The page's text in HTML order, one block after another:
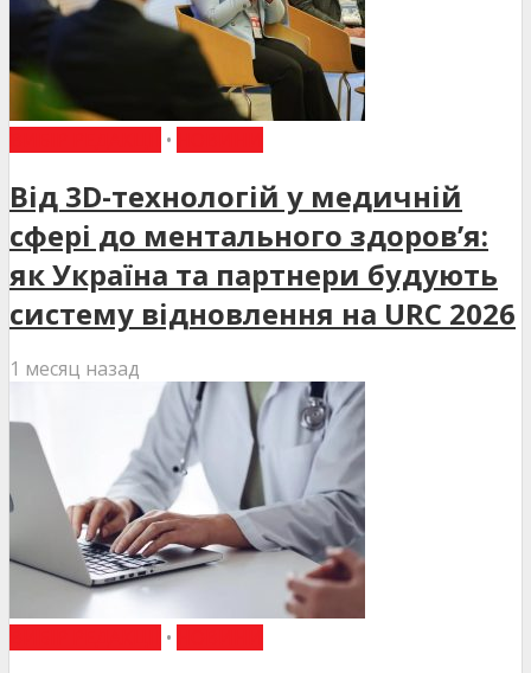
•
Від 3D-технологій у медичній
сфері до ментального здоров’я:
як Україна та партнери будують
систему відновлення на URC 2026
1 месяц назад
•